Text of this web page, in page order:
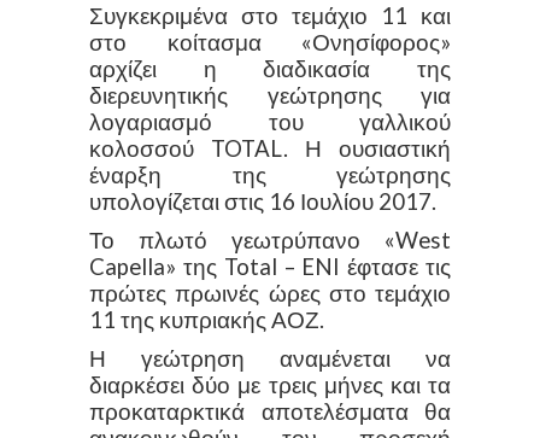
Συγκεκριμένα στο τεμάχιο 11 και
στο κοίτασμα «Ονησίφορος»
αρχίζει η διαδικασία της
διερευνητικής γεώτρησης για
λογαριασμό του γαλλικού
κολοσσού TOTAL. Η ουσιαστική
έναρξη της γεώτρησης
υπολογίζεται στις 16 Ιουλίου 2017.
Το πλωτό γεωτρύπανο «West
Capella» της Total – ENI έφτασε τις
πρώτες πρωινές ώρες στο τεμάχιο
11 της κυπριακής ΑΟΖ.
Η γεώτρηση αναμένεται να
διαρκέσει δύο με τρεις μήνες και τα
προκαταρκτικά αποτελέσματα θα